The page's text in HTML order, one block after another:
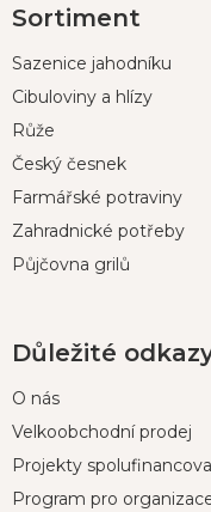
á
a
Sortiment
Sazenice jahodníku
Cibuloviny a hlízy
Růže
Český česnek
Farmářské potraviny
Zahradnické potřeby
Půjčovna grilů
Důležité
O nás
Velkoobchodní prodej
Projekty
Program pro